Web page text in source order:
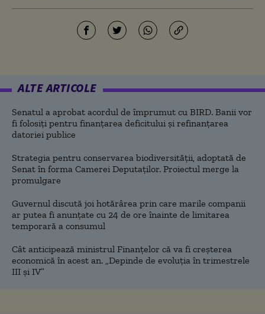
ALTE ARTICOLE
Senatul a aprobat acordul de împrumut cu BIRD. Banii vor
fi folosiți pentru finanțarea deficitului și refinanțarea
datoriei publice
Strategia pentru conservarea biodiversității, adoptată de
Senat în forma Camerei Deputaților. Proiectul merge la
promulgare
Guvernul discută joi hotărârea prin care marile companii
ar putea fi anunțate cu 24 de ore înainte de limitarea
temporară a consumul
Cât anticipează ministrul Finanțelor că va fi creşterea
economică în acest an. „Depinde de evoluţia în trimestrele
III şi IV”